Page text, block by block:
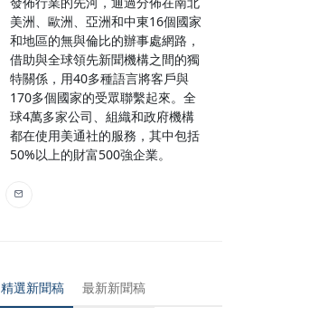
美洲、歐洲、亞洲和中東16個國家
和地區的無與倫比的辦事處網路，
借助與全球領先新聞機構之間的獨
特關係，用40多種語言將客戶與
170多個國家的受眾聯繫起來。全
球4萬多家公司、組織和政府機構
都在使用美通社的服務，其中包括
50%以上的財富500強企業。
精選新聞稿 最新新聞稿